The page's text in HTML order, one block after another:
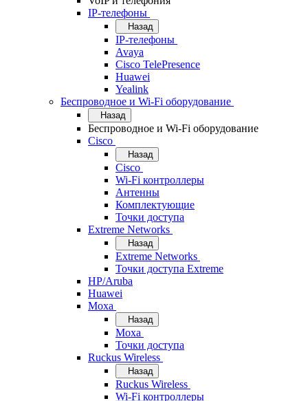
IP-телефоны
Назад
IP-телефоны
Avaya
Cisco TelePresence
Huawei
Yealink
Беспроводное и Wi-Fi оборудование
Назад
Беспроводное и Wi-Fi оборудование
Cisco
Назад
Cisco
Wi-Fi контроллеры
Антенны
Комплектующие
Точки доступа
Extreme Networks
Назад
Extreme Networks
Точки доступа Extreme
HP/Aruba
Huawei
Moxa
Назад
Moxa
Точки доступа
Ruckus Wireless
Назад
Ruckus Wireless
Wi-Fi контроллеры